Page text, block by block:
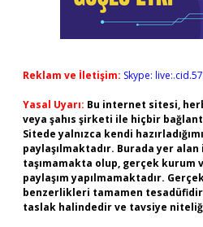
Reklam ve İletişim: Skype:
Yasal Uyarı: Bu internet sitesi,
veya şahıs şirketi ile hiçbir
Sitede yalnızca kendi
paylaşılmaktadır. Burada yer
taşımamakta olup, gerçek kurum
paylaşım yapılmamaktadır.
benzerlikleri tamamen
taslak halindedir ve tavsiye